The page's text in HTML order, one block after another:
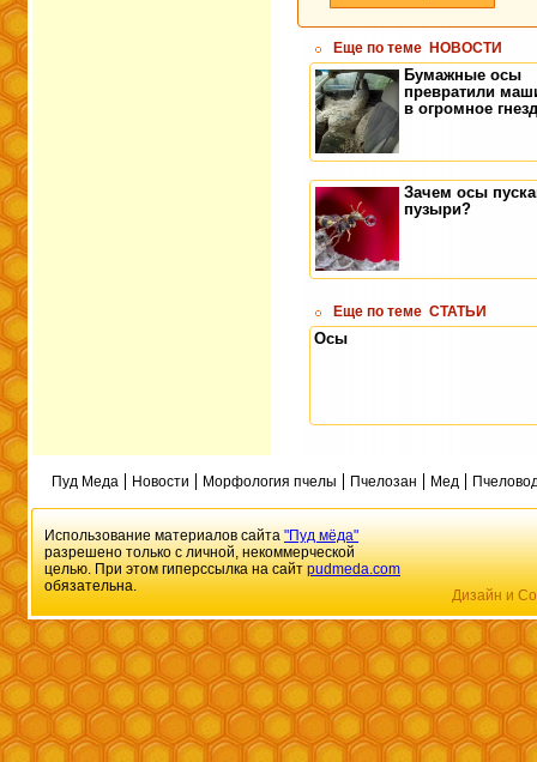
Еще по теме НОВОСТИ
Бумажные осы
превратили
в огромное
Зачем осы
пузыри?
Еще по теме СТАТЬИ
Осы
Пуд Меда Новости Морфология пчелы Пчелозан Мед
Использование материалов сайта"Пуд мёда"
разрешено только с личной, некоммерческой
целью. При этом гиперссылка на сайтpudmeda.com
обязательна.
Дизайн и